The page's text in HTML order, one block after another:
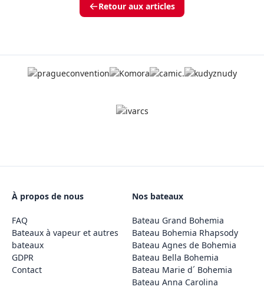
Retour aux articles
À propos de nous
FAQ
Bateaux à vapeur et autres
bateaux
GDPR
Contact
Nos bateaux
Bateau Grand Bohemia
Bateau Bohemia Rhapsody
Bateau Agnes de Bohemia
Bateau Bella Bohemia
Bateau Marie d´ Bohemia
Bateau Anna Carolina